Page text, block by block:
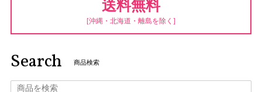
送料無料
[沖縄・北海道・離島を除く]
Search 商品検索